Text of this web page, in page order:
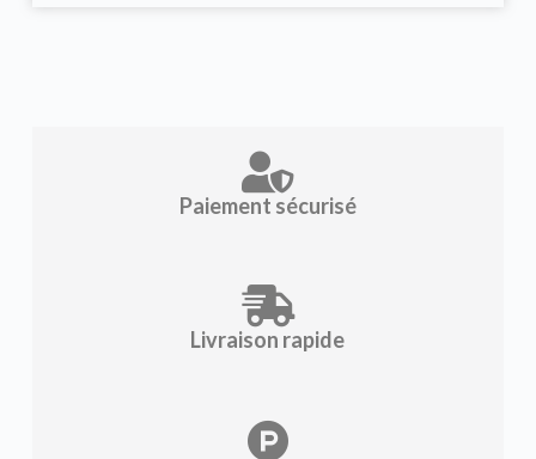
Paiement sécurisé
Livraison rapide